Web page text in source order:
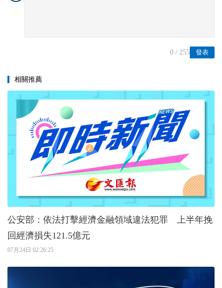
發表
0 / 255
相關推薦
公安部：依法打擊經濟金融領域違法犯罪 上半年挽
回經濟損失121.5億元
07月24日 02:26:25